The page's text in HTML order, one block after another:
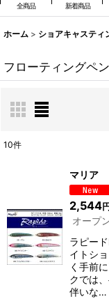
全商品 新着商品
ホーム > ショアキャスティ
フローティングペ
並び順:
10件
マリア
2,544円
オープ
ラピー
イトシ
く手前
クでは
伴いな…